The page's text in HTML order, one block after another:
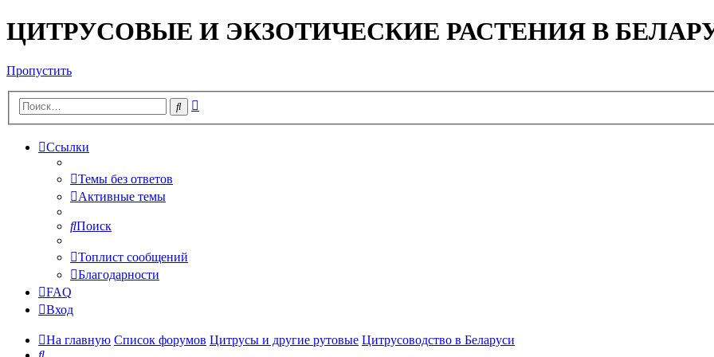
ЦИТРУСОВЫЕ И ЭКЗОТИЧЕСКИЕ РАСТЕНИЯ В
Пропустить
Поиск
Ссылки
Темы без ответов
Активные темы
Поиск
Топлист сообщений
Благодарности
FAQ
Вход
На главную Список форумов Цитрусы и другие рутовые Цитрусоводство в Беларуси